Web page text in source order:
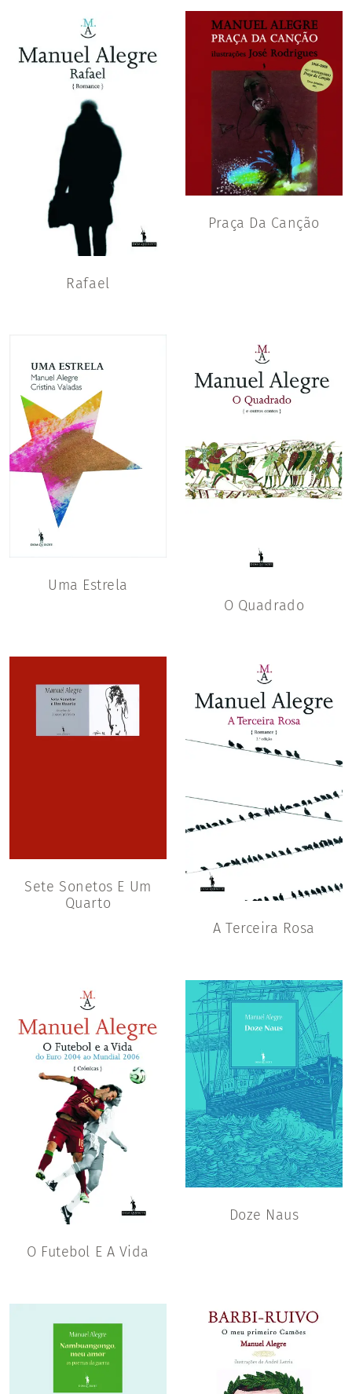
Rafael
Praça Da Canção
Uma Estrela
O Quadrado
Sete Sonetos E Um
Quarto
A Terceira Rosa
O Futebol E A Vida
Doze Naus